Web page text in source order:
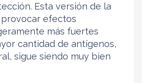
Esta versión de la
efectos
más fuertes
cantidad de antígenos,
sigue siendo muy bien